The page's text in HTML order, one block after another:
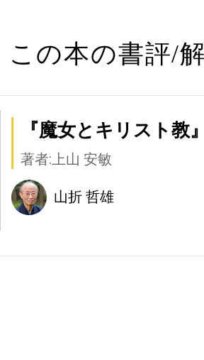
この本の書評/
『魔女とキリスト教
著者:上山 安敏
山折 哲雄